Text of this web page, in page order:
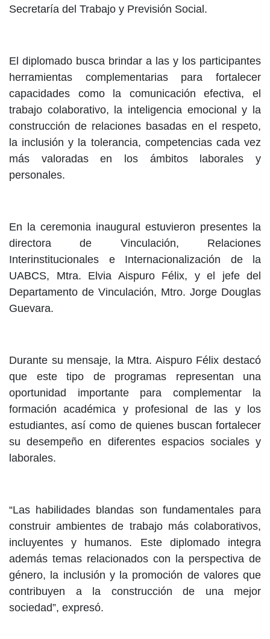
Secretaría del Trabajo y Previsión Social.
El diplomado busca brindar a las y los participantes
herramientas complementarias para fortalecer
capacidades como la comunicación efectiva, el
trabajo colaborativo, la inteligencia emocional y la
construcción de relaciones basadas en el respeto,
la inclusión y la tolerancia, competencias cada vez
más valoradas en los ámbitos laborales y
personales.
En la ceremonia inaugural estuvieron presentes la
directora de Vinculación, Relaciones
Interinstitucionales e Internacionalización de la
UABCS, Mtra. Elvia Aispuro Félix, y el jefe del
Departamento de Vinculación, Mtro. Jorge Douglas
Guevara.
Durante su mensaje, la Mtra. Aispuro Félix destacó
que este tipo de programas representan una
oportunidad importante para complementar la
formación académica y profesional de las y los
estudiantes, así como de quienes buscan fortalecer
su desempeño en diferentes espacios sociales y
laborales.
“Las habilidades blandas son fundamentales para
construir ambientes de trabajo más colaborativos,
incluyentes y humanos. Este diplomado integra
además temas relacionados con la perspectiva de
género, la inclusión y la promoción de valores que
contribuyen a la construcción de una mejor
sociedad”, expresó.